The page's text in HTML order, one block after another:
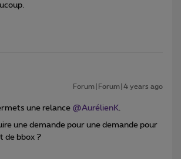
Forum|Forum|4 years ago
une relance @AurélienK
une demande pour une demande pour
de bbox ?